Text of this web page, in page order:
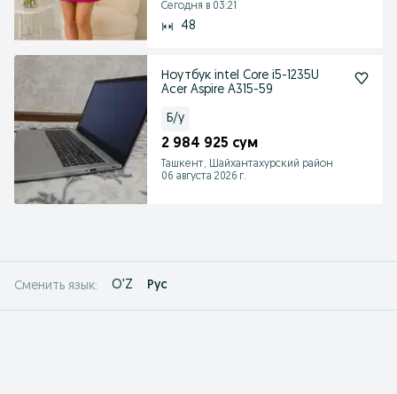
Сегодня в 03:21
48
Ноутбук intel Core i5-1235U
Acer Aspire A315-59
Б/у
2 984 925 сум
Ташкент, Шайхантахурский район
06 августа 2026 г.
Сменить язык: O'Z Рус